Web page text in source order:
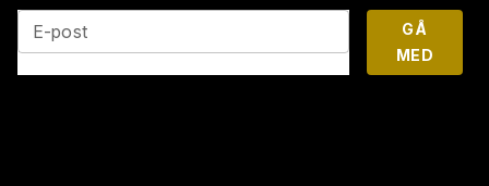
E-post
GÅ
MED